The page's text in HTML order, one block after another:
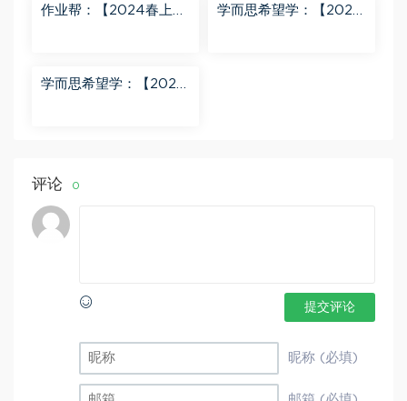
作业帮：【2024春上】
学而思希望学：【2024
学而思希望学：【2023
评论 0
提交评论
昵称 (必填)